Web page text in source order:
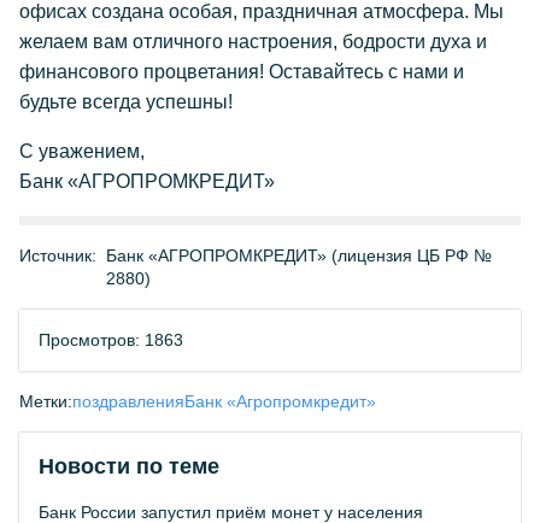
офисах создана особая, праздничная атмосфера. Мы
желаем вам отличного настроения, бодрости духа и
финансового процветания! Оставайтесь с нами и
будьте всегда успешны!
С уважением,
Банк «АГРОПРОМКРЕДИТ»
Источник:
Банк «АГРОПРОМКРЕДИТ» (лицензия ЦБ РФ №
2880)
Просмотров: 1863
Метки:поздравленияБанк «Агропромкредит»
Новости по теме
Банк России запустил приём монет у населения